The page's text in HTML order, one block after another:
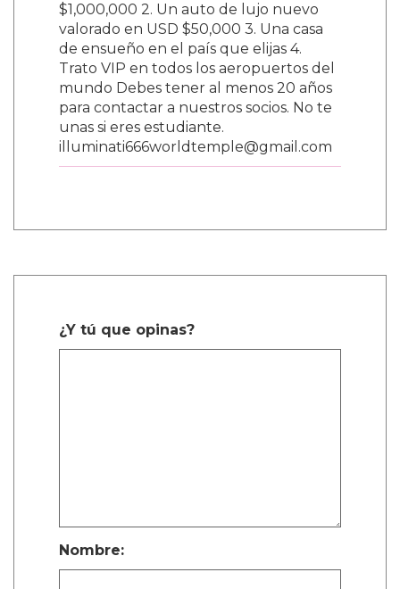
$1,000,000 2. Un auto de lujo nuevo
valorado en USD $50,000 3. Una casa
de ensueño en el país que elijas 4.
Trato VIP en todos los aeropuertos del
mundo Debes tener al menos 20 años
para contactar a nuestros socios. No te
unas si eres estudiante.
illuminati666worldtemple@gmail.com
¿Y tú que opinas?
Nombre: